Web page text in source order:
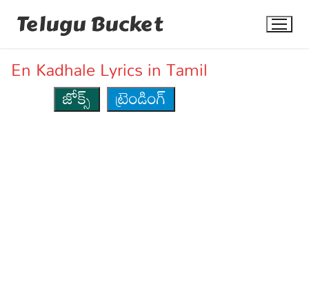
Telugu Bucket
En Kadhale Lyrics in Tamil
జోక్స్
ట్రెండింగ్